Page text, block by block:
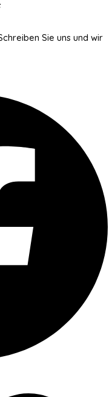
Sie uns und wir